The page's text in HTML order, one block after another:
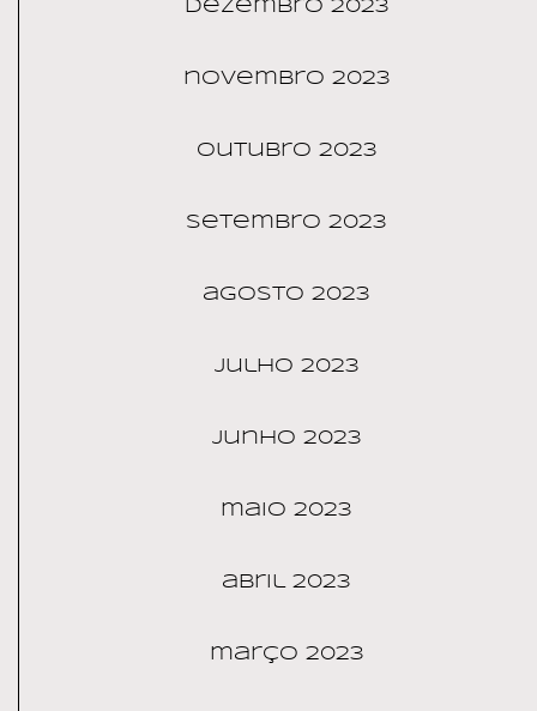
dezembro 2023
novembro 2023
outubro 2023
setembro 2023
agosto 2023
julho 2023
junho 2023
maio 2023
abril 2023
março 2023